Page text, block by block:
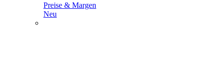
Preise & Margen
Neu